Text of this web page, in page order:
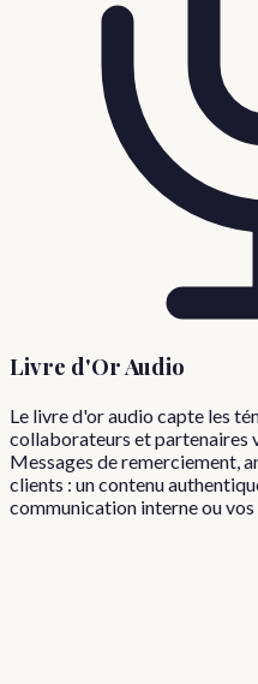
Livre d'Or Audio
Le livre d'or audio capte les
collaborateurs et partenaires
Messages de remerciement,
clients : un contenu
communication interne ou vos